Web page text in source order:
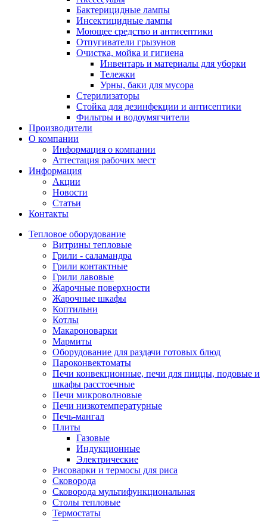
Бактерицидные лампы
Инсектицидные лампы
Моющее средство и антисептики
Отпугиватели грызунов
Очистка, мойка и гигиена
Инвентарь и материалы для уборки
Тележки
Урны, баки для мусора
Стерилизаторы
Стойка для дезинфекции и антисептики
Фильтры и водоумягчители
Производители
О компании
Информация о компании
Аттестация рабочих мест
Информация
Акции
Новости
Статьи
Контакты
Тепловое оборудование
Витрины тепловые
Грили - саламандра
Грили контактные
Грили лавовые
Жарочные поверхности
Жарочные шкафы
Коптильни
Котлы
Макароноварки
Мармиты
Оборудование для раздачи готовых блюд
Пароконвектоматы
Печи конвекционные, печи для пиццы, подовые и
шкафы расстоечные
Печи микроволновые
Печи низкотемпературные
Печь-мангал
Плиты
Газовые
Индукционные
Электрические
Рисоварки и термосы для риса
Сковорода
Сковорода мультифункциональная
Столы тепловые
Термостаты